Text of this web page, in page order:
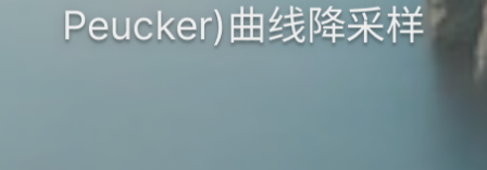
Peucker)曲线降采样